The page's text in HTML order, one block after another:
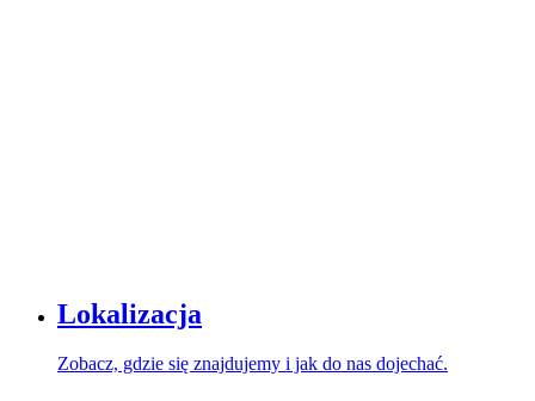
Lokalizacja
Zobacz, gdzie się znajdujemy i jak do nas dojechać.